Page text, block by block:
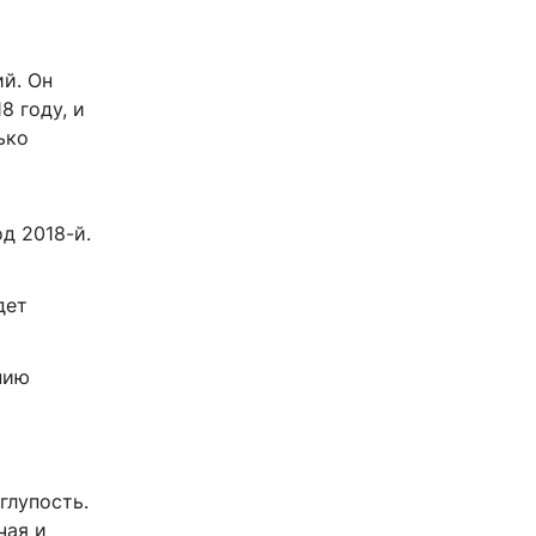
Он
году, и
2018-й.
и